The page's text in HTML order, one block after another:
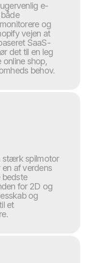
e-
og
vejen at
SaaS-
det til en leg
shop,
behov.
stærk spilmotor
af verdens
bedste
for 2D og
og
et